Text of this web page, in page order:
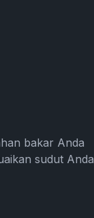
bakar Anda
sudut Anda